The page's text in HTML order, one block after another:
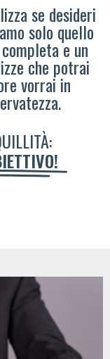
se desideri
solo quello
e un
che potrai
vorrai in